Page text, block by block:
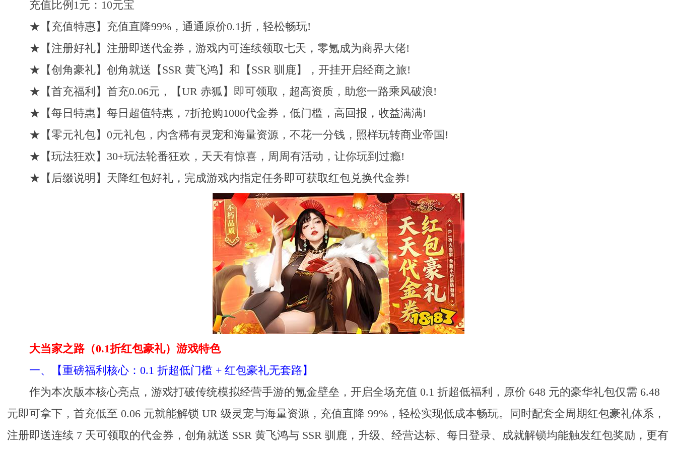
充值比例1元：10元宝
★【充值特惠】充值直降99%，通通原价0.1折，轻松畅玩!​
★【注册好礼】注册即送代金券，游戏内可连续领取七天，零氪成为商界大佬!
★【创角豪礼】创角就送【SSR 黄飞鸿】和【SSR 驯鹿】，开挂开启经商之旅!
★【首充福利】首充0.06元，【UR 赤狐】即可领取，超高资质，助您一路乘风破浪!
★【每日特惠】每日超值特惠，7折抢购1000代金券，低门槛，高回报，收益满满!
★【零元礼包】0元礼包，内含稀有灵宠和海量资源，不花一分钱，照样玩转商业帝国!
★【玩法狂欢】30+玩法轮番狂欢，天天有惊喜，周周有活动，让你玩到过瘾!
★【后缀说明】天降红包好礼，完成游戏内指定任务即可获取红包兑换代金券!
大当家之路（0.1折红包豪礼）游戏特色
一、【重磅福利核心：0.1 折超低门槛 + 红包豪礼无套路】
作为本次版本核心亮点，游戏打破传统模拟经营手游的氪金壁垒，开启全场充值 0.1 折超低福利，原价 648 元的豪华礼包仅需 6.48
元即可拿下，首充低至 0.06 元就能解锁 UR 级灵宠与海量资源，充值直降 99%，轻松实现低成本畅玩。同时配套全周期红包豪礼体系，
注册即送连续 7 天可领取的代金券，创角就送 SSR 黄飞鸿与 SSR 驯鹿，升级、经营达标、每日登录、成就解锁均能触发红包奖励，更有